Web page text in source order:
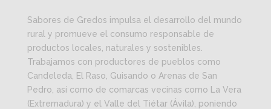
Sabores de Gredos impulsa el desarrollo del mundo
rural y promueve el consumo responsable de
productos locales, naturales y sostenibles.
Trabajamos con productores de pueblos como
Candeleda, El Raso, Guisando o Arenas de San
Pedro, así como de comarcas vecinas como La Vera
(Extremadura) y el Valle del Tiétar (Ávila), poniendo